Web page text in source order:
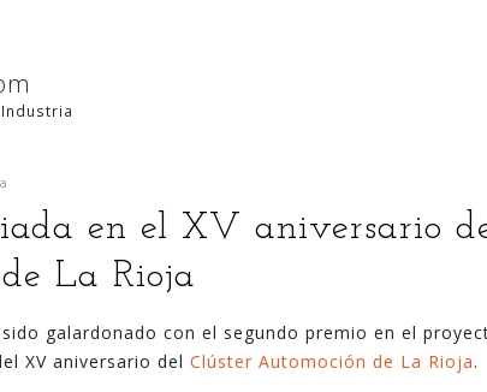
Digitalización Rentable en
HOME QUIÉN SOY
en el XV aniversario
La Rioja
galardonado con el segundo premio en el
XV aniversario del Clúster Automoción de La Rioja.